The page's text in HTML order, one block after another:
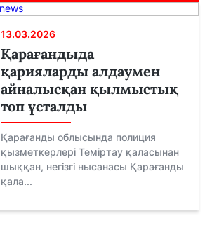
13.03.2026
Қарағандыда
қарияларды алдаумен
айналысқан қылмыстық
топ ұсталды
Қарағанды облысында полиция
қызметкерлері Теміртау қаласынан
шыққан, негізгі нысанасы Қарағанды
қала...